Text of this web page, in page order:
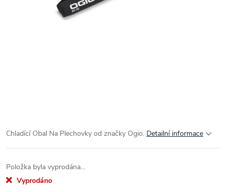
Chladící Obal Na Plechovky od značky Ogio. Detailní informace
Položka byla vyprodána…
Vyprodáno